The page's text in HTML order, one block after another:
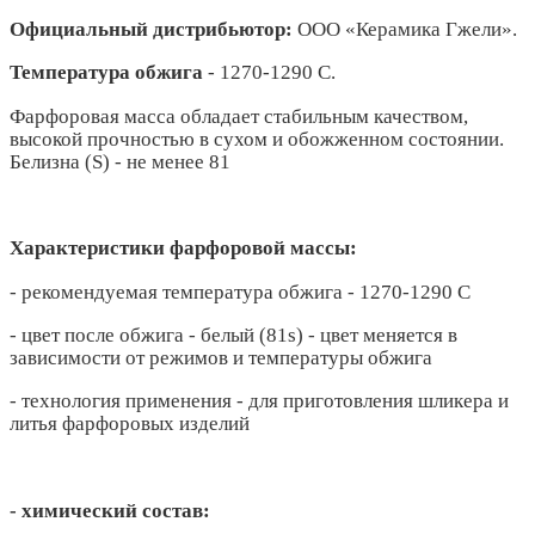
Официальный дистрибьютор: ООО «Керамика Гжели».
Температура обжига - 1270-1290 С.
Фарфоровая масса обладает стабильным качеством,
высокой прочностью в сухом и обожженном состоянии.
Белизна (S) - не менее 81
Характеристики фарфоровой массы:
- рекомендуемая температура обжига - 1270-1290 С
- цвет после обжига - белый (81s) - цвет меняется в
зависимости от режимов и температуры обжига
- технология применения - для приготовления шликера и
литья фарфоровых изделий
- химический состав: